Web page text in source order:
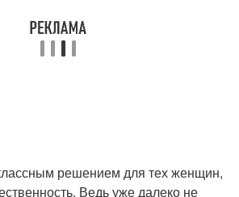
решением для тех женщин,
Ведь уже далеко не